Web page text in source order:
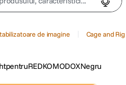
de imagine Cage and Rig